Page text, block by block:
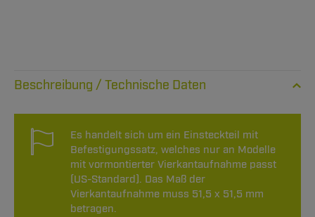
Technische Daten
Es handelt sich um ein Einsteckteil mit
Befestigungssatz, welches nur an Modelle
mit vormontierter Vierkantaufnahme passt
(US-Standard). Das Maß der
Vierkantaufnahme muss 51,5 x 51,5 mm
betragen.